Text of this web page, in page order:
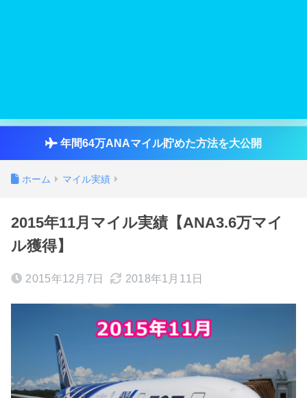
年間64万ANAマイル貯めた方法を大公開
ホーム マイル実績
2015年11月マイル実績【ANA3.6万マイ
ル獲得】
2015年12月7日 2018年1月11日